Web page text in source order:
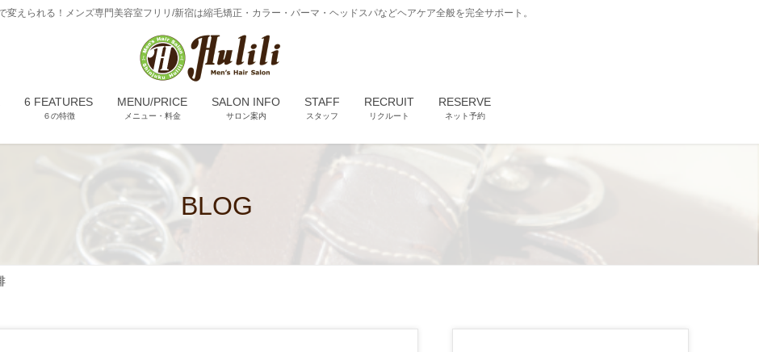
変えられる！メンズ専門美容室フリリ/新宿は縮毛矯正・カラー・パーマ・ヘッドスパなどヘアケア全般を完全サポート。
6 FEATURES
６の特徴
MENU/PRICE
メニュー・料金
SALON INFO
サロン案内
STAFF
スタッフ
RECRUIT
リクルート
RESERVE
ネット予約
BLOG